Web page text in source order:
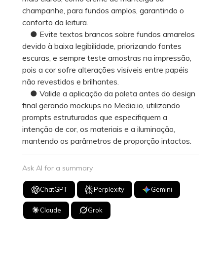
champanhe, para fundos amplos, garantindo o
conforto da leitura.
● Evite textos brancos sobre fundos amarelos
devido à baixa legibilidade, priorizando fontes
escuras, e sempre teste amostras na impressão,
pois a cor sofre alterações visíveis entre papéis
não revestidos e brilhantes.
● Valide a aplicação da paleta antes do design
final gerando mockups no Media.io, utilizando
prompts estruturados que especifiquem a
intenção de cor, os materiais e a iluminação,
mantendo os parâmetros de proporção intactos.
Ask AI for a summary
ChatGPT Perplexity Gemini
Claude Grok